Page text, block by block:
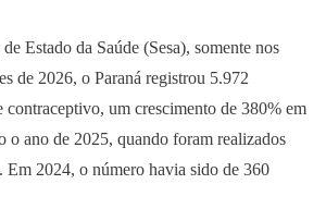
Estado da Saúde (Sesa), somente nos
de 2026, o Paraná registrou 5.972
contraceptivo, um crescimento de 380% em
o ano de 2025, quando foram realizados
Em 2024, o número havia sido de 360